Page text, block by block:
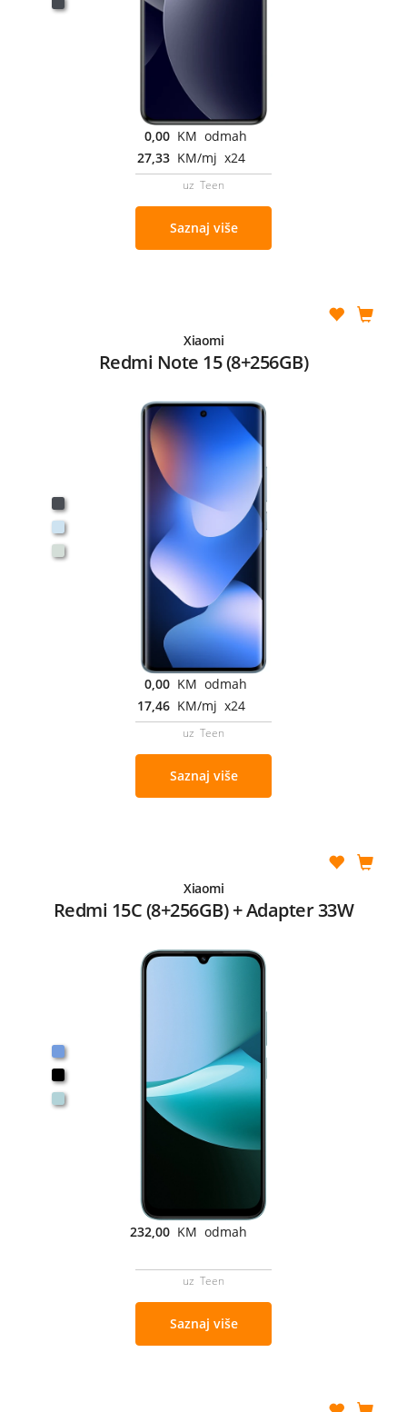
0,00 KM odmah
27,33 KM/mj x24
uz Teen
Saznaj više
Xiaomi
Redmi Note 15 (8+256GB)
0,00 KM odmah
17,46 KM/mj x24
uz Teen
Saznaj više
Xiaomi
Redmi 15C (8+256GB) + Adapter 33W
232,00 KM odmah
uz Teen
Saznaj više